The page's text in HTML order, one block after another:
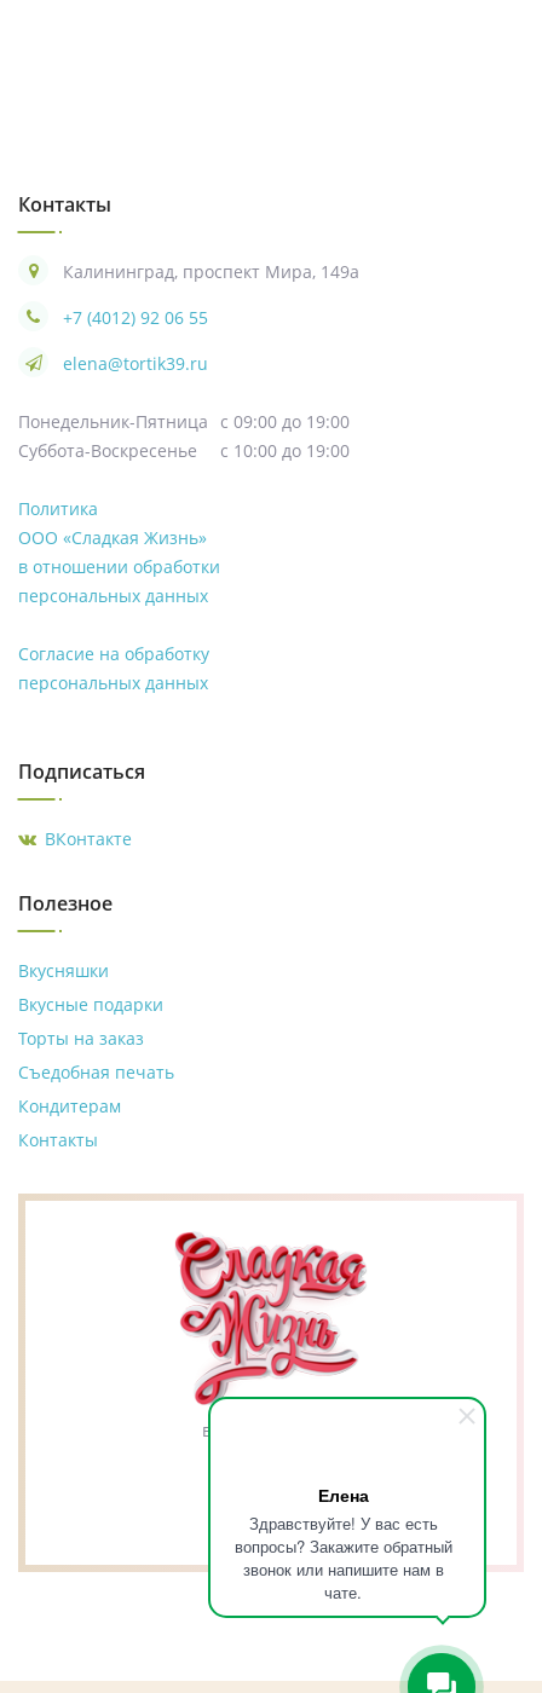
Елена
Здравствуйте! У вас есть
вопросы? Закажите обратный
звонок или напишите нам в
чате.
Контакты
Калининград, проспект Мира, 149а
+7 (4012) 92 06 55
elena@tortik39.ru
Понедельник-Пятница
с 09:00 до 19:00
Суббота-Воскресенье
с 10:00 до 19:00
Политика
ООО «Сладкая Жизнь»
в отношении обработки
персональных данных
Согласие на обработку
персональных данных
Подписаться
ВКонтакте
Полезное
Вкусняшки
Вкусные подарки
Торты на заказ
Съедобная печать
Кондитерам
Контакты
вкусно это к нам